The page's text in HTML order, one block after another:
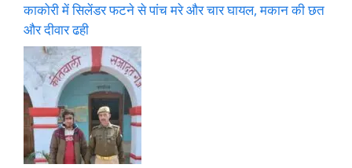
काकोरी में सिलेंडर फटने से पांच मरे और चार घायल, मकान की छत
और दीवार ढही